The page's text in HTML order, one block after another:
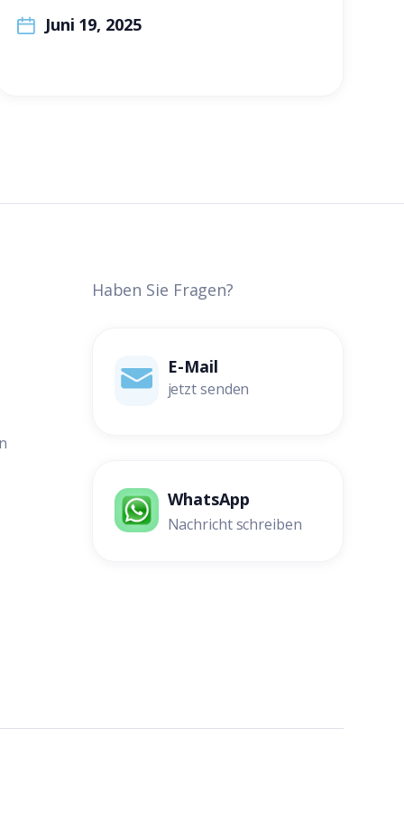
Juni 19, 2025
Haben Sie Fragen?
E-Mail
jetzt senden
WhatsApp
Nachricht schreiben